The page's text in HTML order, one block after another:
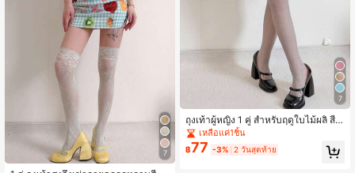
7
7
ถุงเท้าผู้หญิง 1 คู่ สำหรับฤดูใบไม้ผลิ สีพ
าสเทลอ่อน แต่งลูกไม้ ผ้าตาข่าย ความ
ยาวครึ่งน่องถึงเหนือเข่า แบบ 2-in-1
เหลือแค่1ชิ้น
฿77 -3% 2 วันสุดท้าย